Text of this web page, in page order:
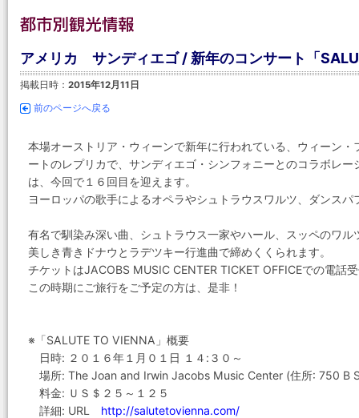
アメリカ サンディエゴ / 新年のコンサート「
掲載日時： 2015年12月11日
前のページへ戻る
本場オーストリア・ウィーンで新年に行われている、ウィーン
ートのレプリカで、サンディエゴ・シンフォニーとのコラボレ
は、今回で１６回目を迎えます。
ヨーロッパの歌手によるオペラやシュトラウスワルツ、ダンス
有名で馴染み深い曲、シュトラウス一家やハール、スッペのワ
美しき青きドナウとラデツキー行進曲で締めくくられます。
チケットはJACOBS MUSIC CENTER TICKET OFFICEでの電話
この時期にご旅行をご予定の方は、是非！
※「SALUTE TO VIENNA」概要
日時: ２０１６年１月０１日 １４:３０～
場所: The Joan and Irwin Jacobs Music Center (住所: 750 B
料金: ＵＳ＄２５～１２５
詳細: URL http://salutetovienna.com/